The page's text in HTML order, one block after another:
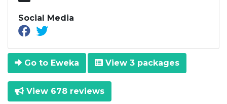
Social Media
Go to Eweka View 3 packages
View 678 reviews